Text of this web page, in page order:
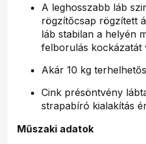
A leghosszabb láb
rögzítőcsap rögzített
láb stabilan a helyén
felborulás kockázatát
Akár 10 kg
Cink présöntvény
strapabíró kialakítás
Műszaki adatok